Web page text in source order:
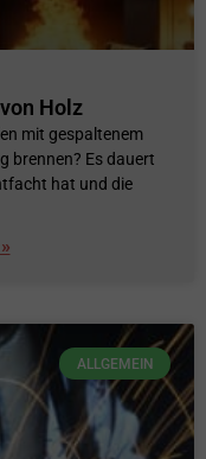
Holz
mit gespaltenem
brennen? Es dauert
hat und die
ALLGEMEIN